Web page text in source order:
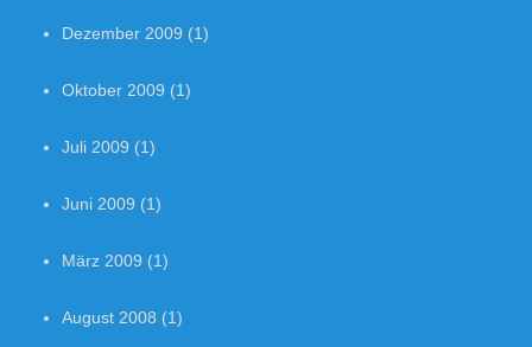
Dezember 2009 (1)
Oktober 2009 (1)
Juli 2009 (1)
Juni 2009 (1)
März 2009 (1)
August 2008 (1)